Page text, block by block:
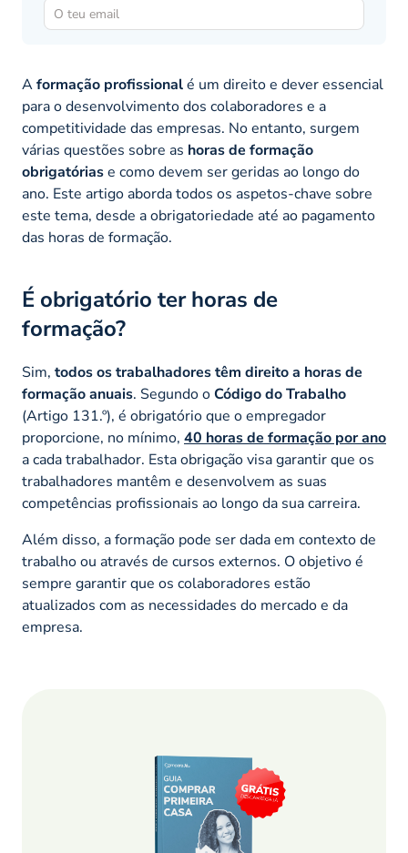
Aformação profissionalé um direito e dever essencial
para o desenvolvimento dos colaboradores e a
competitividade das empresas. No entanto, surgem
várias questões sobre as horas de formação
obrigatóriase como devem ser geridas ao longo do
ano. Este artigo aborda todos os aspetos-chave sobre
este tema, desde a obrigatoriedade até ao pagamento
das horas de formação.
É obrigatório ter horas de
formação?
Sim, todos os trabalhadores têm direito a horas de
formação anuais. Segundo oCódigo do Trabalho
(Artigo 131.º), é obrigatório que o empregador
proporcione, no mínimo, 40 horas de formação por ano
a cada trabalhador. Esta obrigação visa garantir que os
trabalhadores mantêm e desenvolvem as suas
competências profissionais ao longo da sua carreira.
Além disso, a formação pode ser dada em contexto de
trabalho ou através de cursos externos. O objetivo é
sempre garantir que os colaboradores estão
atualizados com as necessidades do mercado e da
empresa.